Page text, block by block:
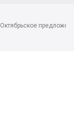
Октябрьское